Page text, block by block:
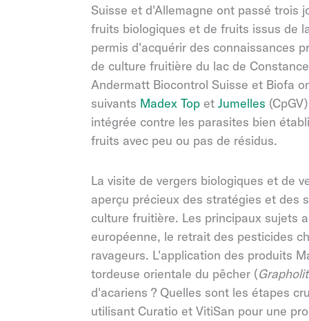
Suisse et d'Allemagne ont passé trois
fruits biologiques et de fruits issus de
permis d'acquérir des connaissances
de culture fruitière du lac de
Andermatt Biocontrol Suisse et Biofa
suivants Madex Top et Jumelles
intégrée contre les parasites bien
fruits avec peu ou pas de résidus.
La visite de vergers biologiques et de
aperçu précieux des stratégies et des
culture fruitière. Les principaux sujets
européenne, le retrait des pesticides
ravageurs. L'application des produits
tordeuse orientale du pêcher (
d'acariens ? Quelles sont les étapes
utilisant Curatio et VitiSan pour une